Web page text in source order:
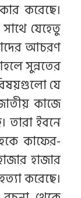
করেছে।
যেহেতু
আচরণ
সুন্নতের
যে
কাজে
তারা ইবনে
কাফের-
হাজার
করেছে।